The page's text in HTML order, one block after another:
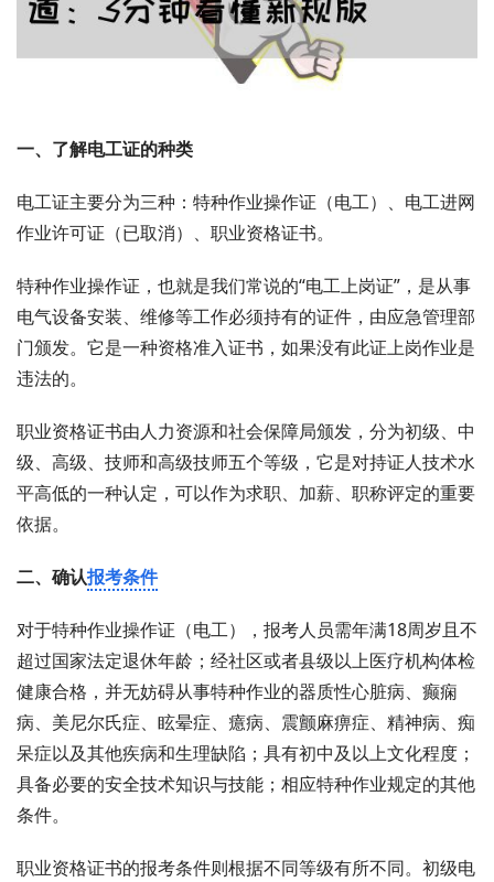
一、了解电工证的种类
电工证主要分为三种：特种作业操作证（电工）、电工进网
作业许可证（已取消）、职业资格证书。
特种作业操作证，也就是我们常说的“电工上岗证”，是从事
电气设备安装、维修等工作必须持有的证件，由应急管理部
门颁发。它是一种资格准入证书，如果没有此证上岗作业是
违法的。
职业资格证书由人力资源和社会保障局颁发，分为初级、中
级、高级、技师和高级技师五个等级，它是对持证人技术水
平高低的一种认定，可以作为求职、加薪、职称评定的重要
依据。
二、确认报考条件
对于特种作业操作证（电工），报考人员需年满18周岁且不
超过国家法定退休年龄；经社区或者县级以上医疗机构体检
健康合格，并无妨碍从事特种作业的器质性心脏病、癫痫
病、美尼尔氏症、眩晕症、癔病、震颤麻痹症、精神病、痴
呆症以及其他疾病和生理缺陷；具有初中及以上文化程度；
具备必要的安全技术知识与技能；相应特种作业规定的其他
条件。
职业资格证书的报考条件则根据不同等级有所不同。初级电